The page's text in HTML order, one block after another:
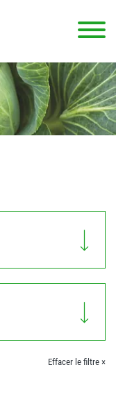
Effacer le filtre ×